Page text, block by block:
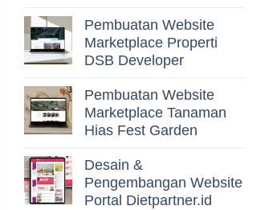
Pembuatan Website
Marketplace Properti
DSB Developer
Pembuatan Website
Marketplace Tanaman
Hias Fest Garden
Desain &
Pengembangan Website
Portal Dietpartner.id